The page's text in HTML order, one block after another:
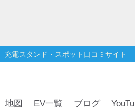
充電スタンド・スポット口コミサイト
地図 EV一覧 ブログ